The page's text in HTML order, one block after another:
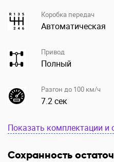
Коробка передач
Автоматическая
Привод
Полный
Разгон до 100 км/ч
7.2 сек
Показать комплектации и
Сохранность